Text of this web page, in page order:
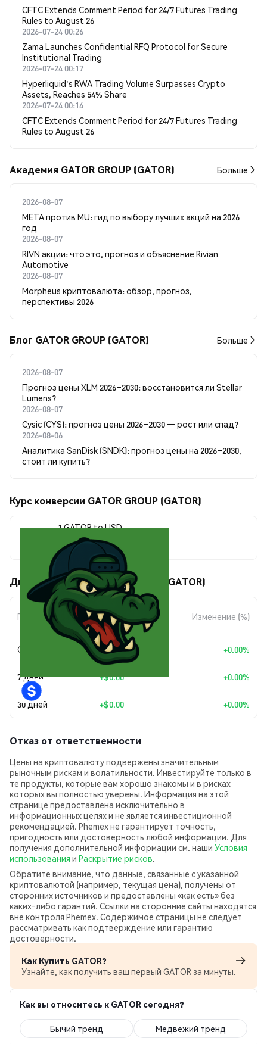
CFTC Extends Comment Period for 24/7 Futures Trading
Rules to August 26
2026-07-24 00:26
Zama Launches Confidential RFQ Protocol for Secure
Institutional Trading
2026-07-24 00:17
Hyperliquid's RWA Trading Volume Surpasses Crypto
Assets, Reaches 54% Share
2026-07-24 00:14
CFTC Extends Comment Period for 24/7 Futures Trading
Rules to August 26
Академия GATOR GROUP (GATOR) Больше
2026-08-07
META против MU: гид по выбору лучших акций на 2026
год
2026-08-07
RIVN акции: что это, прогноз и объяснение Rivian
Automotive
2026-08-07
Morpheus криптовалюта: обзор, прогноз,
перспективы 2026
Блог GATOR GROUP (GATOR) Больше
2026-08-07
Прогноз цены XLM 2026–2030: восстановится ли Stellar
Lumens?
2026-08-07
Cysic (CYS): прогноз цены 2026–2030 — рост или спад?
2026-08-06
Аналитика SanDisk (SNDK): прогноз цены на 2026–2030,
стоит ли купить?
Курс конверсии GATOR GROUP (GATOR)
1 GATOR to USD
$0.0000136
Движения цены GATOR GROUP (GATOR)
Период
Изменение
суммы
Изменение (%)
Сегодня + $0.00 +0.00%
7 дней +$0.00 +0.00%
30 дней +$0.00 +0.00%
Отказ от ответственности
Цены на криптовалюту подвержены значительным
рыночным рискам и волатильности. Инвестируйте только в
те продукты, которые вам хорошо знакомы и в рисках
которых вы полностью уверены. Информация на этой
странице предоставлена исключительно в
информационных целях и не является инвестиционной
рекомендацией. Phemex не гарантирует точность,
пригодность или достоверность любой информации. Для
получения дополнительной информации см. наши Условия
использования и Раскрытие рисков.
Обратите внимание, что данные, связанные с указанной
криптовалютой (например, текущая цена), получены от
сторонних источников и предоставлены «как есть» без
каких‑либо гарантий. Ссылки на сторонние сайты находятся
вне контроля Phemex. Содержимое страницы не следует
рассматривать как подтверждение или гарантию
достоверности.
Как Купить GATOR?
Узнайте, как получить ваш первый GATOR за минуты.
Как вы относитесь к GATOR сегодня?
Бычий тренд Медвежий тренд